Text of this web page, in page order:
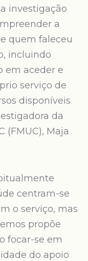
investigação
a
quem faleceu
incluindo
em aceder e
serviço de
disponíveis
da
(FMUC), Maja
centram-se
o serviço, mas
propõe
focar-se em
do apoio